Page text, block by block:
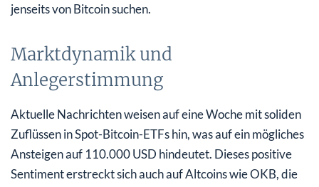
jenseits von Bitcoin suchen.
Marktdynamik und
Anlegerstimmung
Aktuelle Nachrichten weisen auf eine Woche mit soliden
Zuflüssen in Spot-Bitcoin-ETFs hin, was auf ein mögliches
Ansteigen auf 110.000 USD hindeutet. Dieses positive
Sentiment erstreckt sich auch auf Altcoins wie OKB, die